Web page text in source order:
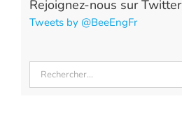
Rejoignez-nous sur Twitter
Tweets by @BeeEngFr
Rechercher: